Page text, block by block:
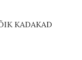
KADAKAD